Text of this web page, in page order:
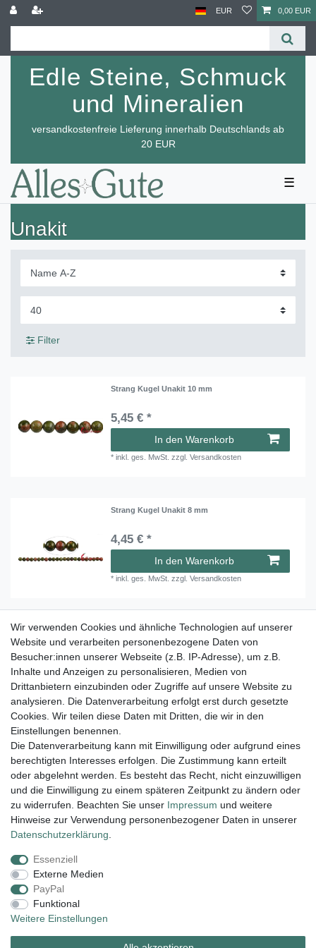
EUR 0,00 EUR
Edle Steine, Schmuck
und Mineralien
versandkostenfreie Lieferung innerhalb Deutschlands ab
20 EUR
☰
Unakit
Filter
Strang Kugel Unakit 10 mm
5,45 € *
In den Warenkorb
*inkl. ges. MwSt. zzgl.Versandkosten
Strang Kugel Unakit 8 mm
4,45 € *
In den Warenkorb
*inkl. ges. MwSt. zzgl.Versandkosten
Strang Splitter Unakit 2-3 x 6-8 mm
0,45 € *
In den Warenkorb
*inkl. ges. MwSt. zzgl.Versandkosten
Lieferung und Versand
Impressum Daten­schutz­erklärung AGB
Widerrufs­recht
Zahlungsarten:
Wir verwenden Cookies und ähnliche Technologien auf unserer
Website und verarbeiten personenbezogene Daten von
Besucher:innen unserer Webseite (z.B. IP-Adresse), um z.B.
Inhalte und Anzeigen zu personalisieren, Medien von
Drittanbietern einzubinden oder Zugriffe auf unsere Website zu
analysieren. Die Datenverarbeitung erfolgt erst durch gesetzte
Cookies. Wir teilen diese Daten mit Dritten, die wir in den
Einstellungen benennen.
Die Datenverarbeitung kann mit Einwilligung oder aufgrund eines
berechtigten Interesses erfolgen. Die Zustimmung kann erteilt
oder abgelehnt werden. Es besteht das Recht, nicht einzuwilligen
und die Einwilligung zu einem späteren Zeitpunkt zu ändern oder
zu widerrufen. Beachten Sie unser Impressum und weitere
Hinweise zur Verwendung personenbezogener Daten in unserer
Daten­schutz­erklärung
Essenziell
Externe Medien
PayPal
Funktional
Weitere Einstellungen